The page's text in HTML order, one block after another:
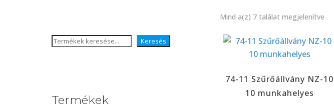
Keresés Keresés
Termékek
Mind a(z) 7 találat megjelenítve
74-11 Szűrőállvány NZ-10
10 munkahelyes